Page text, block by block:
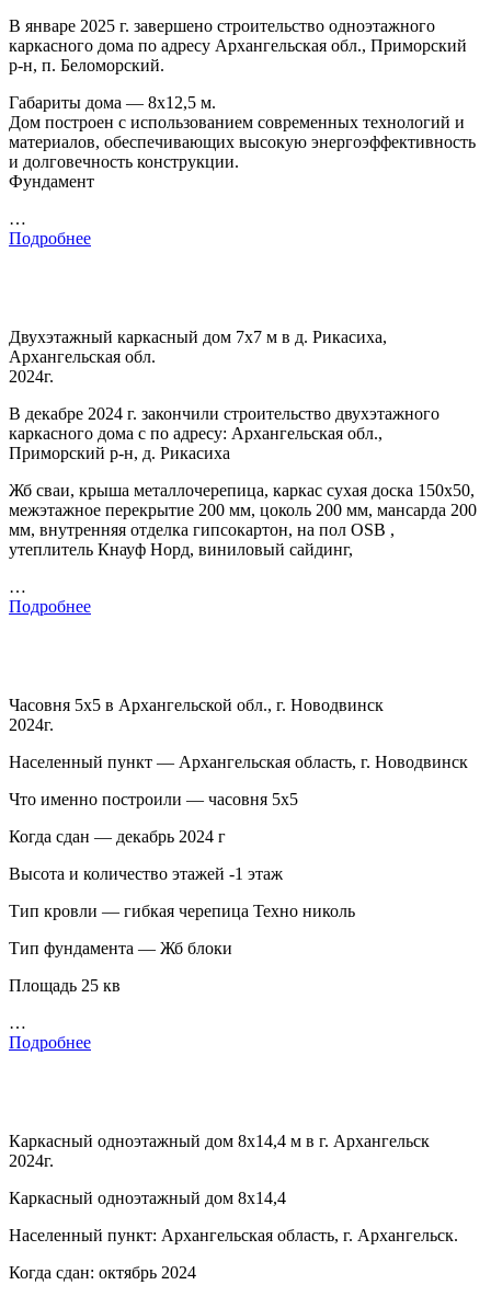
В январе 2025 г. завершено строительство одноэтажного
каркасного дома по адресу Архангельская обл., Приморский
р-н, п. Беломорский.
Габариты дома — 8х12,5 м.
Дом построен с использованием современных технологий и
материалов, обеспечивающих высокую энергоэффективность
и долговечность конструкции.
Фундамент
…
Подробнее
Двухэтажный каркасный дом 7х7 м в д. Рикасиха,
Архангельская обл.
2024г.
В декабре 2024 г. закончили строительство двухэтажного
каркасного дома с по адресу: Архангельская обл.,
Приморский р-н, д. Рикасиха
Жб сваи, крыша металлочерепица, каркас сухая доска 150х50,
межэтажное перекрытие 200 мм, цоколь 200 мм, мансарда 200
мм, внутренняя отделка гипсокартон, на пол OSB ,
утеплитель Кнауф Норд, виниловый сайдинг,
…
Подробнее
Часовня 5х5 в Архангельской обл., г. Новодвинск
2024г.
Населенный пункт — Архангельская область, г. Новодвинск
Что именно построили — часовня 5х5
Когда сдан — декабрь 2024 г
Высота и количество этажей -1 этаж
Тип кровли — гибкая черепица Техно николь
Тип фундамента — Жб блоки
Площадь 25 кв
…
Подробнее
Каркасный одноэтажный дом 8х14,4 м в г. Архангельск
2024г.
Каркасный одноэтажный дом 8х14,4
Населенный пункт: Архангельская область, г. Архангельск.
Когда сдан: октябрь 2024